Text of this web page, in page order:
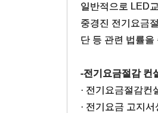
일반적으로 LED
중경진 전기요금
단 등 관련 법률을
-전기요금절감 컨
· 전기요금절감컨
· 전기요금 고지